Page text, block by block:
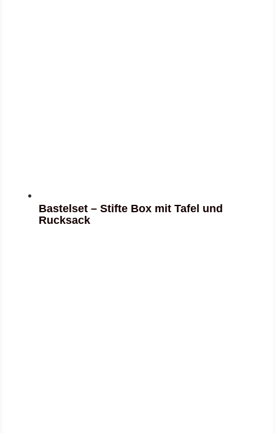
Bastelset – Stifte Box mit Tafel und
Rucksack